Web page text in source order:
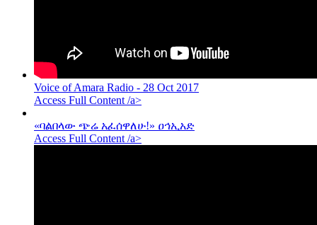
Voice of Amara Radio - 28 Oct 2017
Access Full Content /a>
«ባልበላው ጭሬ አፈሰዋለሁ!» ዐኅኢአድ
Access Full Content /a>